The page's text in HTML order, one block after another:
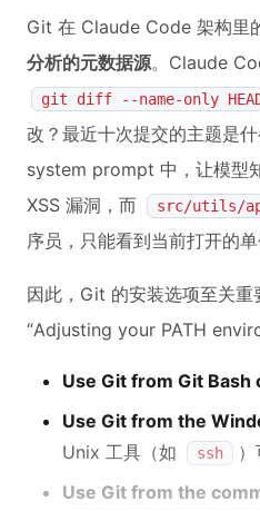
Git 在 Claude Code 架构里
分析的元数据源。Claude
git diff --name-only
改？最近十次提交的主题是什
system prompt 中，让模型
XSS 漏洞，而
src/utils/
序员，只能看到当前打开的
因此，Git 的安装选项至关重
“Adjusting your PATH
Use Git from Git Bash
Use Git from the
Unix 工具（如
ssh
）
Use Git from the